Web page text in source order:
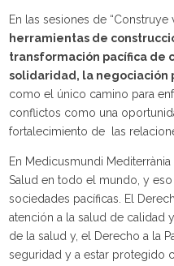
En las sesiones de “Construye
herramientas de
transformación pacífica de
solidaridad, la negociación
como el único camino para
conflictos como una
fortalecimiento de las
En Medicusmundi
Salud en todo el mundo, y
sociedades pacíficas. El
atención a la salud de calidad
de la salud y, el Derecho a la
seguridad y a estar protegido